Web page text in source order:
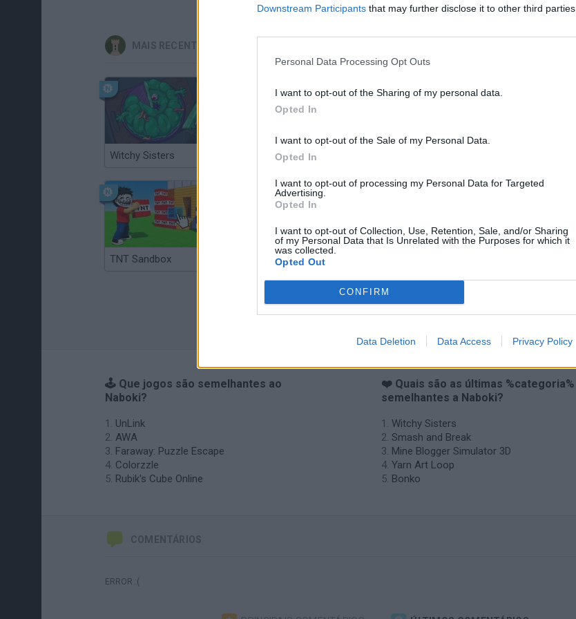
Downstream Participants that may further disclose it to other third parties.
Personal Data Processing Opt Outs
I want to opt-out of the Sharing of my personal data.
Opted In
I want to opt-out of the Sale of my Personal Data.
Opted In
I want to opt-out of processing my Personal Data for Targeted
Advertising.
Opted In
I want to opt-out of Collection, Use, Retention, Sale, and/or Sharing
of my Personal Data that Is Unrelated with the Purposes for which it
was collected.
Opted Out
CONFIRM
Data Deletion Data Access Privacy Policy
MAIS RECENTES JOGOS DE ESTRATÉGIA
Witchy Sisters Smash and Break
TNT Sandbox Arrow Escape Master
🕹️ Que jogos são semelhantes ao
Naboki?
UnLink
AWA
Faraway: Puzzle Escape
Colorzzle
Rubik's Cube Online
❤️ Quais são as últimas %categoria%
semelhantes a Naboki?
Witchy Sisters
Smash and Break
Mine Blogger Simulator 3D
Yarn Art Loop
Bonko
COMENTÁRIOS
ERROR :(